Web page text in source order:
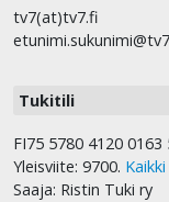
tv7(at)tv7.fi
Tukitili
FI75 5780 4120 0163
Yleisviite: 9700.
Saaja: Ristin Tuki ry